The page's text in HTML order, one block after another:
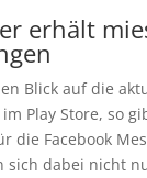
erhält
Blick auf die
Play Store, so
die Facebook
sich dabei nicht